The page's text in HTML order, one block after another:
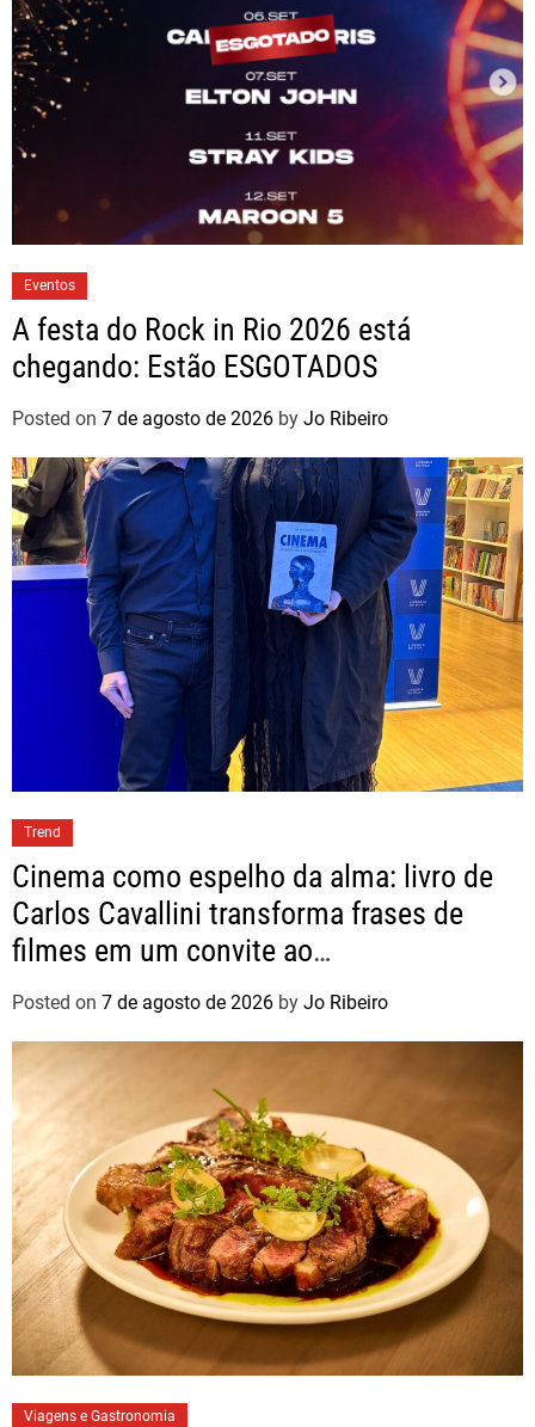
Eventos
A festa do Rock in Rio 2026 está
chegando: Estão ESGOTADOS
Posted on 7 de agosto de 2026 by Jo Ribeiro
Trend
Cinema como espelho da alma: livro de
Carlos Cavallini transforma frases de
filmes em um convite ao
autoconhecimento
Posted on 7 de agosto de 2026 by Jo Ribeiro
Viagens e Gastronomia